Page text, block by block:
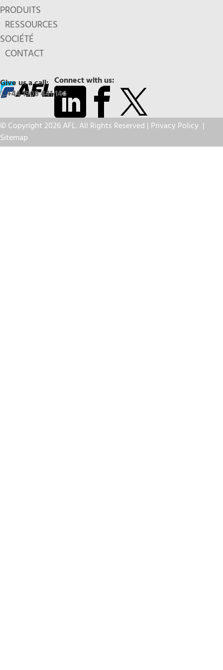
PRODUITS
RESSOURCES
SOCIÉTÉ
CONTACT
Connect with us:
Give us a call:
+44 1908 441 144
© Copyright 2026 AFL. All Rights Reserved | Privacy Policy |
Sitemap